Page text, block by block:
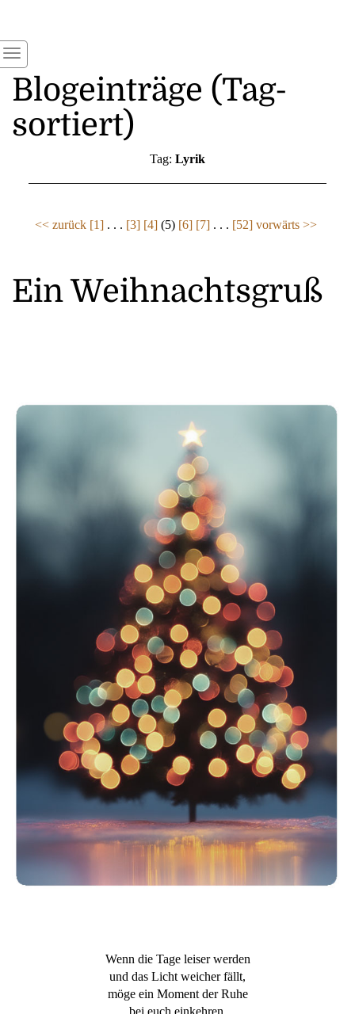
Blogeinträge (Tag-
sortiert)
Tag: Lyrik
<< zurück [1] . . . [3] [4] (5) [6] [7] . . . [52] vorwärts >>
Ein Weihnachtsgruß
Wenn die Tage leiser werden
und das Licht weicher fällt,
möge ein Moment der Ruhe